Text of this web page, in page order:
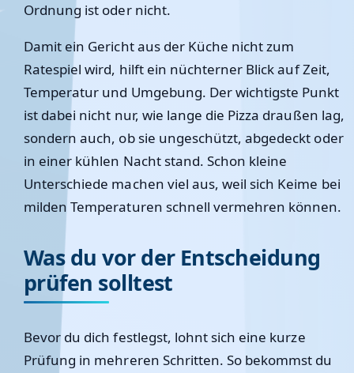
Ordnung ist oder nicht.
Damit ein Gericht aus der Küche nicht zum
Ratespiel wird, hilft ein nüchterner Blick auf Zeit,
Temperatur und Umgebung. Der wichtigste Punkt
ist dabei nicht nur, wie lange die Pizza draußen lag,
sondern auch, ob sie ungeschützt, abgedeckt oder
in einer kühlen Nacht stand. Schon kleine
Unterschiede machen viel aus, weil sich Keime bei
milden Temperaturen schnell vermehren können.
Was du vor der Entscheidung
prüfen solltest
Bevor du dich festlegst, lohnt sich eine kurze
Prüfung in mehreren Schritten. So bekommst du